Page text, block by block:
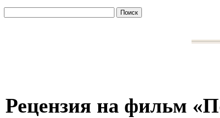
Рецензия на фильм